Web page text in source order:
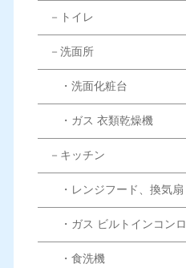
－トイレ
－洗面所
・洗面化粧台
・ガス 衣類乾燥機
－キッチン
・レンジフード、換気扇
・ガス ビルトインコンロ
・食洗機